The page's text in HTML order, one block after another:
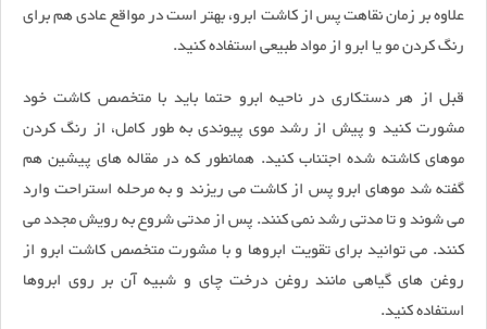
علاوه بر زمان نقاهت پس از کاشت ابرو، بهتر است در مواقع عادی هم برای
رنگ کردن مو یا ابرو از مواد طبیعی استفاده کنید.
قبل از هر دستکاری در ناحیه ابرو حتما باید با متخصص کاشت خود
مشورت کنید و پیش از رشد موی پیوندی به طور کامل، از رنگ کردن
موهای کاشته شده اجتناب کنید. همانطور که در مقاله های پیشین هم
گفته شد موهای ابرو پس از کاشت می ریزند و به مرحله استراحت وارد
می شوند و تا مدتی رشد نمی کنند. پس از مدتی شروع به رویش مجدد می
کنند. می توانید برای تقویت ابروها و با مشورت متخصص کاشت ابرو از
روغن های گیاهی مانند روغن درخت چای و شبیه آن بر روی ابروها
استفاده کنید.